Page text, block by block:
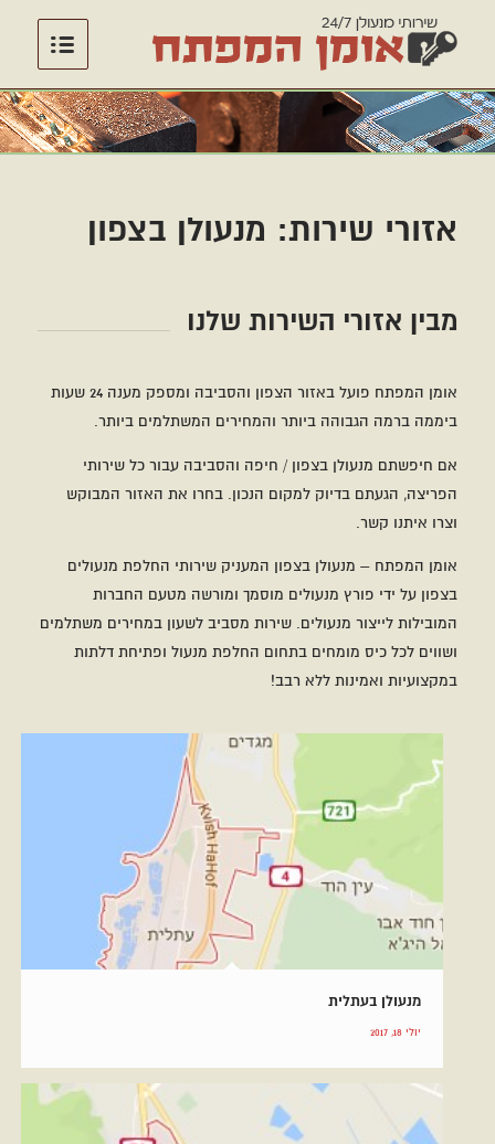
אזורי שירות: מנעולן בצפון
מבין אזורי השירות שלנו
אומן המפתח פועל באזור הצפון והסביבה ומספק מענה 24 שעות
ביממה ברמה הגבוהה ביותר והמחירים המשתלמים ביותר.
אם חיפשתם מנעולן בצפון / חיפה והסביבה עבור כל שירותי
הפריצה, הגעתם בדיוק למקום הנכון. בחרו את האזור המבוקש
וצרו איתנו קשר.
אומן המפתח – מנעולן בצפון המעניק שירותי החלפת מנעולים
בצפון על ידי פורץ מנעולים מוסמך ומורשה מטעם החברות
המובילות לייצור מנעולים. שירות מסביב לשעון במחירים משתלמים
ושווים לכל כיס מומחים בתחום החלפת מנעול ופתיחת דלתות
במקצועיות ואמינות ללא רבב!
מנעולן בעתלית
יולי 18, 2017